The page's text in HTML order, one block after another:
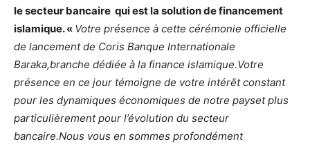
le secteur bancaire qui est la solution de financement
islamique. « Votre présence à cette cérémonie officielle
de lancement de Coris Banque Internationale
Baraka,branche dédiée à la finance islamique.Votre
présence en ce jour témoigne de votre intérêt constant
pour les dynamiques économiques de notre payset plus
particulièrement pour l’évolution du secteur
bancaire.Nous vous en sommes profondément